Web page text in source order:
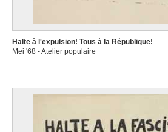
Halte à l'expulsion! Tous à la République!
Mei '68 - Atelier populaire